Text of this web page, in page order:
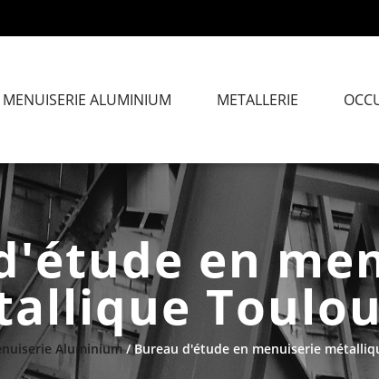
MENUISERIE ALUMINIUM METALLERIE
en
Aluminium/ Bureau d'étude en menuiserie